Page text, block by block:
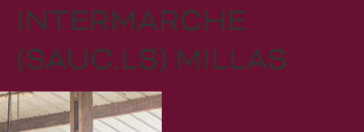
INTERMARCHE
(SAUC.LS) MILLAS